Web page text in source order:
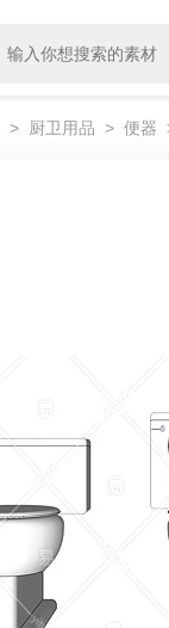
> 厨卫用品 > 便器